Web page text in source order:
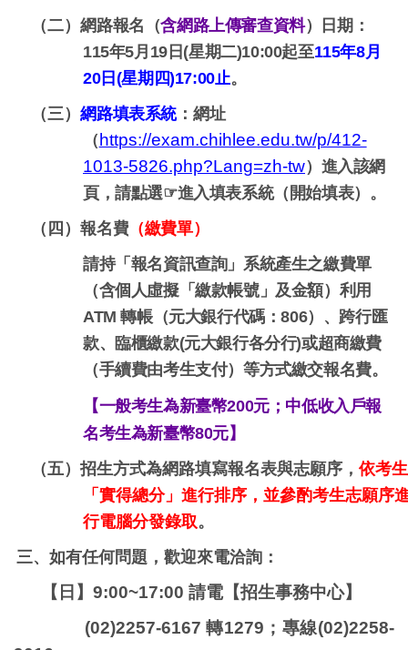
（二）網路報名（含網路上傳審查資料）日期：
115年5月19日(星期二)10:00起至115年8月
20日(星期四)17:00止。
（三）網路填表系統 ： 網址
（https://exam.chihlee.edu.tw/p/412-
1013-5826.php?Lang=zh-tw）進入該網
頁，請點選☞進入填表系統（開始填表）。
（四）報名費 （繳費單）
請持「報名資訊查詢」系統產生之繳費單
（含個人虛擬「繳款帳號」及金額）利用
ATM 轉帳（元大銀行代碼：806）、跨行匯
款、臨櫃繳款(元大銀行各分行)或超商繳費
（手續費由考生支付）等方式繳交報名費。
【一般考生為新臺幣200元；中低收入戶報
名考生為新臺幣80元】
（五）招生方式為網路填寫報名表與志願序，依考生
「實得總分」進行排序，並參酌考生志願序
行電腦分發錄取。
三、如有任何問題，歡迎來電洽詢：
【日】9:00~17:00 請電【招生事務中心】
(02)2257-6167 轉1279；專線(02)2258-